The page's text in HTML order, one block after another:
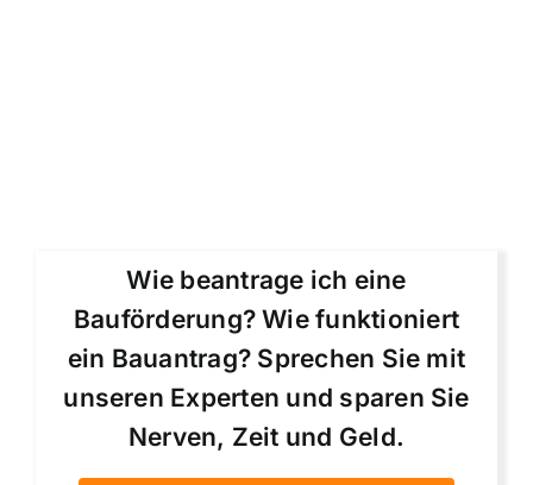
Wie beantrage ich eine
Bauförderung? Wie funktioniert
ein Bauantrag? Sprechen Sie mit
unseren Experten und sparen Sie
Nerven, Zeit und Geld.